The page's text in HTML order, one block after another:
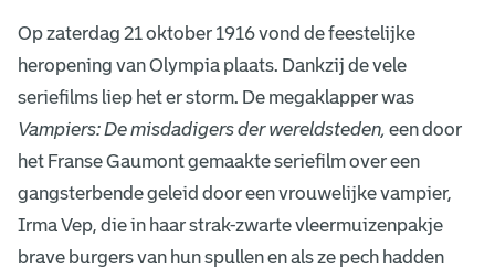
Op zaterdag 21 oktober 1916 vond de feestelijke
heropening van Olympia plaats. Dankzij de vele
seriefilms liep het er storm. De megaklapper was
Vampiers: De misdadigers der wereldsteden, een door
het Franse Gaumont gemaakte seriefilm over een
gangsterbende geleid door een vrouwelijke vampier,
Irma Vep, die in haar strak-zwarte vleermuizenpakje
brave burgers van hun spullen en als ze pech hadden